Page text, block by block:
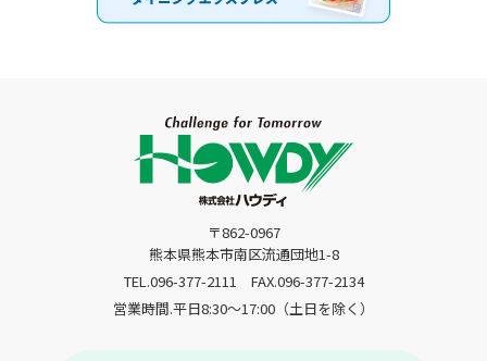
〒862-0967
熊本県熊本市南区流通団地1-8
TEL.096-377-2111
FAX.096-377-2134
営業時間.平日8:30〜17:00（土日を除く）